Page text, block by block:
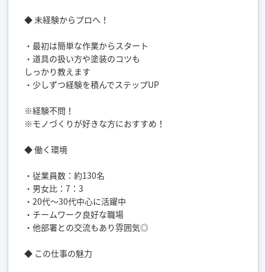
◆ 未経験からプロへ！
・最初は簡単な作業からスタート
・道具の扱い方や塗装のコツも
しっかり教えます
・少しずつ経験を積んでステップUP
※経験不問！
※モノづくりが好きな方におすすめ！
◆ 働く環境
・従業員数：約130名
・男女比：7：3
・20代〜30代中心に活躍中
・チームワーク良好な職場
・他部署との交流もあり雰囲気◎
◆ この仕事の魅力